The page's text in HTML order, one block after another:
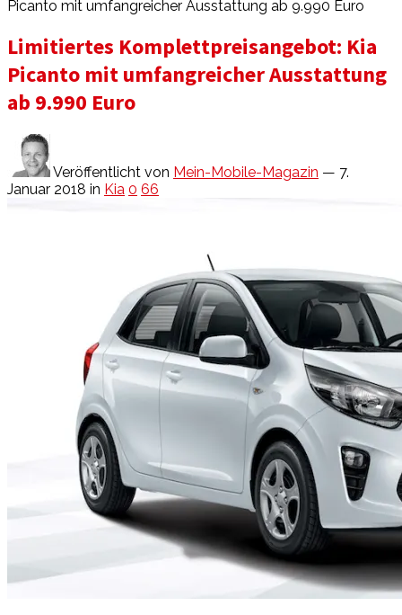
Picanto mit umfangreicher Ausstattung ab 9.990 Euro
Limitiertes Komplettpreisangebot: Kia
Picanto mit umfangreicher Ausstattung
ab 9.990 Euro
Veröffentlicht von Mein-Mobile-Magazin — 7.
Januar 2018 in Kia 0 66